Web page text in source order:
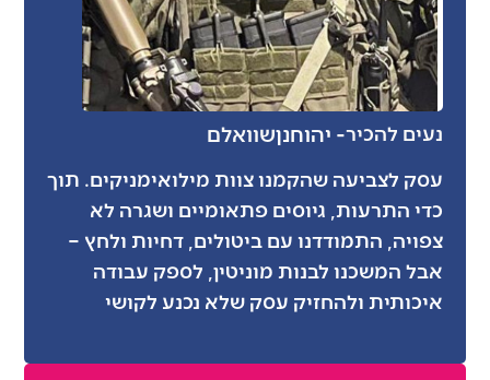
נעים להכיר- יהוחנןשוואלם
עסק לצביעה שהקמנו צוות מילואימניקים. תוך
כדי התרעות, גיוסים פתאומיים ושגרה לא
צפויה, התמודדנו עם ביטולים, דחיות ולחץ –
אבל המשכנו לבנות מוניטין, לספק עבודה
איכותית ולהחזיק עסק שלא נכנע לקושי